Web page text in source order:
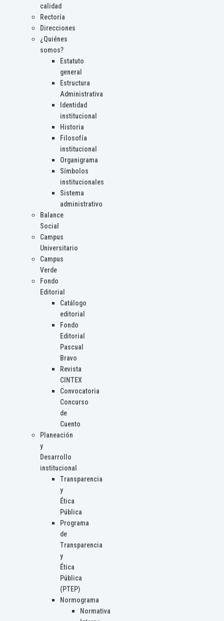
calidad
Rectoría
Direcciones
¿Quiénes
somos?
Estatuto
general
Estructura
Administrativa
Identidad
institucional
Historia
Filosofía
institucional
Organigrama
Símbolos
institucionales
Sistema
administrativo
Balance
Social
Campus
Universitario
Campus
Verde
Fondo
Editorial
Catálogo
editorial
Fondo
Editorial
Pascual
Bravo
Revista
CINTEX
Convocatoria
Concurso
de
Cuento
Planeación
y
Desarrollo
institucional
Transparencia
y
Ética
Pública
Programa
de
Transparencia
y
Ética
Pública
(PTEP)
Normograma
Normativa